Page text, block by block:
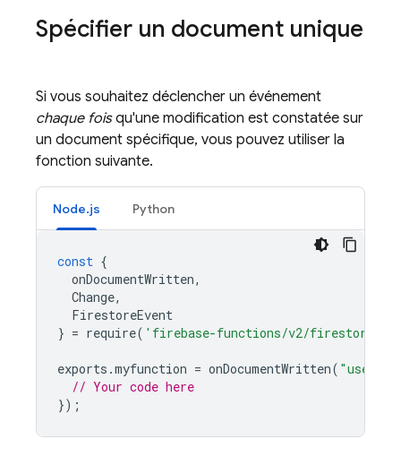
Spécifier un document unique
Si vous souhaitez déclencher un événement
chaque foisqu'une modification est constatée sur
un document spécifique, vous pouvez utiliser la
fonction suivante.
Node.js Python
const {
onDocumentWritten,
Change,
FirestoreEvent
} = require( 'firebase-functions/v2/firestore'
exports .myfunction = onDocumentWritten( "users/
// Your code here
});